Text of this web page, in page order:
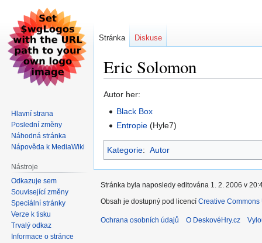
Eric Solomon
Skočit
Skočit
Autor her:
Black Box
Entropie (Hyle7)
Kategorie: Autor
Stránka Diskuse
Hlavní strana
Poslední změny
Náhodná stránka
Nápověda k MediaWiki
Nástroje
Odkazuje sem
Související změny
Speciální stránky
Verze k tisku
Trvalý odkaz
Informace o stránce
Stránka byla naposledy editována 1. 2. 2006 v
Obsah je dostupný pod licencí Creative
Ochrana osobních údajů O DeskovéHry.cz